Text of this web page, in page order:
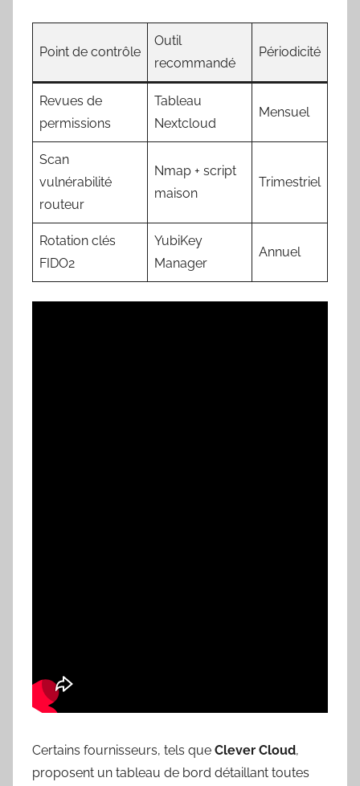
Point de contrôle
Outil
recommandé
Périodicité
Revues de
permissions
Tableau
Nextcloud
Mensuel
Scan
vulnérabilité
routeur
Nmap + script
maison
Trimestriel
Rotation clés
FIDO2
YubiKey
Manager
Annuel
Certains fournisseurs, tels que Clever Cloud,
proposent un tableau de bord détaillant toutes